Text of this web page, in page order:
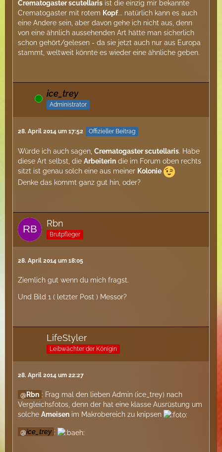
Crematogaster scutellaris ist die einzig mir bekannte
Crematogaster mit rotem Kopf... natürlich kann es auch
eine Andere sein, aber davon gehe ich nicht aus, denn
von eine ähnlich aussehenden Art hätte man sicherlich
schon gehört/gelesen - da sie jetzt auch nur aus Europa
stammt, weltweit könnte es wieder eine ähnliche geben.
Online ice_trey
Administrator
28. April 2014 um 17:52 Offizieller Beitrag
Würde ich auch sagen, Crematogaster scutellaris. Habe
diese Art selbst, die Arbeiterin die im Forum oben rechts
sitzt ist genau solch eine aus meiner Kolonie
Denke das kommt ganz gut hin, oder?
Rbn
Brutpfleger
28. April 2014 um 18:05
Ziemlich gut wenn du mich fragst.
Und Bild 1 ( letzter Post ) Messor?
LifeStyler
Leibwächter der Königin
28. April 2014 um 22:27
Rbn : Frag mal den lieben Admin (ice_trey) nach
Vergleichsfotos, denn der hat eine klasse Ausrüstung um
solche Ameisen im Makrobereich zu knipsen
ice_trey :